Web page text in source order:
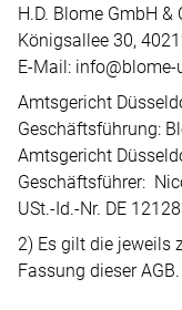
Lady-
Datejust
Air-
King
Land-
Dweller
Submariner
ALLE
PATEK
PHILIPPE
Air-
King
Submariner
Sea-
Dweller
ALLE
PATEK
PHILIPPE
SALE
ALLE
ALLE
ALLE
MEHR
ERFAHREN
AKTUELLES
Bleiben
Sie
auf
dem
Laufenden
Impressum
Datenschutz
AGB
H.D. Blome GmbH &
Königsallee 30,
E-Mail: info@blome-
Amtsgericht
Geschäftsführung:
Amtsgericht
Geschäftsführer:
USt.-Id.-Nr. DE
2) Es gilt die jeweils
Fassung dieser AGB.